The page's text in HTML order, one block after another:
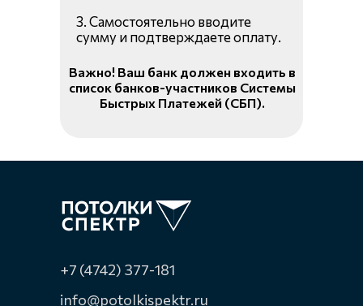
3. Самостоятельно вводите
сумму и подтверждаете оплату.
Важно! Ваш банк должен входить в
список банков-участников Системы
Быстрых Платежей (СБП).
info@potolkispektr.ru
+7 (4742) 377-181